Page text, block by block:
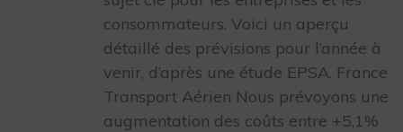
consommateurs. Voici un aperçu
détaillé des prévisions pour l’année à
venir, d’après une étude EPSA. France
Transport Aérien Nous prévoyons une
augmentation des coûts entre +5,1%